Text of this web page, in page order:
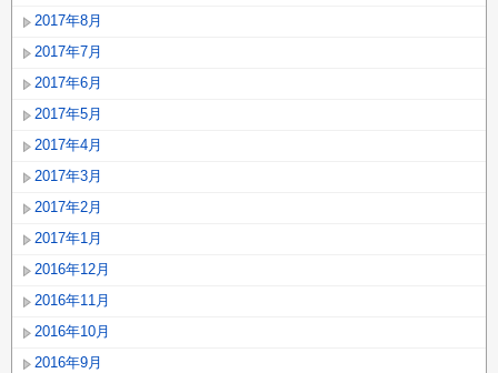
2017年8月
2017年7月
2017年6月
2017年5月
2017年4月
2017年3月
2017年2月
2017年1月
2016年12月
2016年11月
2016年10月
2016年9月